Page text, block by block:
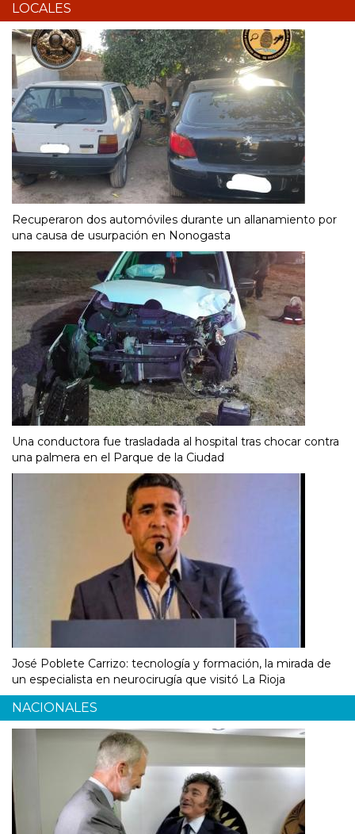
LOCALES
Recuperaron dos automóviles durante un allanamiento por
una causa de usurpación en Nonogasta
Una conductora fue trasladada al hospital tras chocar contra
una palmera en el Parque de la Ciudad
José Poblete Carrizo: tecnología y formación, la mirada de
un especialista en neurocirugía que visitó La Rioja
NACIONALES